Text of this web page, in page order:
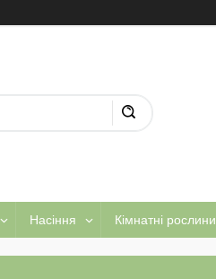
Насіння Кімнатні рослини